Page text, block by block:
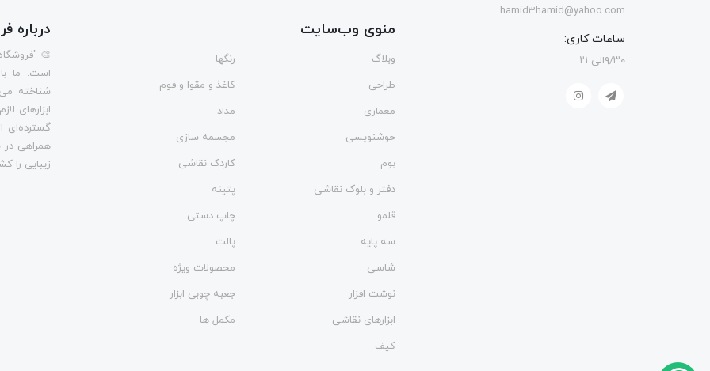
hamid3hamid@yahoo.com
ساعات کاری:
۹/۳۰الی ۲۱
منوی وب‌سایت
وبلاگ
رنگها
طراحی
کاغذ و مقوا و فوم
معماری
مداد
خوشنویسی
مجسمه سازی
بوم
کاردک نقاشی
دفتر و بلوک نقاشی
پتینه
قلمو
چاپ دستی
سه پایه
پالت
شاسی
محصولات ویژه
نوشت افزار
جعبه چوبی ابزار
ابزارهای نقاشی
مکمل ها
کیف
درباره
🎨
است. ما
شناخته
ابزارهای
گسترده‌ای
همراهی در
زیبایی را